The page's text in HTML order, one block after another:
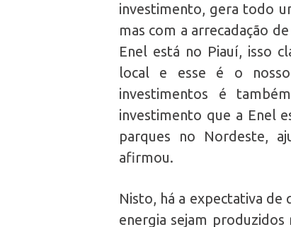
investimento, gera todo
mas com a arrecadação
Enel está no Piauí, isso
local e esse é o
investimentos é
investimento que a Enel
parques no Nordeste,
afirmou.
Nisto, há a expectativa de
energia sejam produzidos